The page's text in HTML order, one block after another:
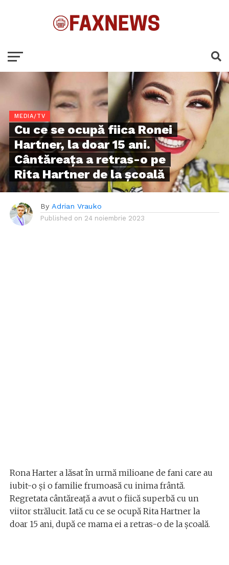
MEDIA/TV
Cu ce se ocupă fiica Ronei
Hartner, la doar 15 ani.
Cântăreața a retras-o pe
Rita Hartner de la școală
By Adrian Vrauko
Published on 24 noiembrie 2023
Rona Harter a lăsat în urmă milioane de fani care au
iubit-o și o familie frumoasă cu inima frântă.
Regretata cântăreață a avut o fiică superbă cu un
viitor strălucit. Iată cu ce se ocupă Rita Hartner la
doar 15 ani, după ce mama ei a retras-o de la școală.